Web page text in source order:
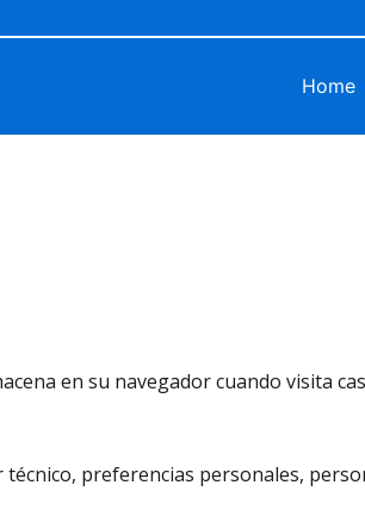
Home
en su navegador cuando visita
preferencias personales,